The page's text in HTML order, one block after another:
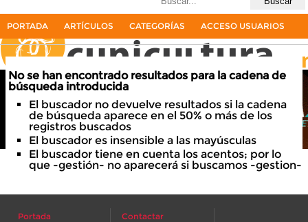
La primera revista del sector cunícola en español
PORTADA ARTÍCULOS CATEGORÍAS ACCESO USUARIOS
aspergilus 0resultados
No se han encontrado resultados para la cadena de
búsqueda introducida
El buscador no devuelve resultados si la cadena
de búsqueda aparece en el 50% o más de los
registros buscados
El buscador es insensible a las mayúsculas
El buscador tiene en cuenta los acentos; por lo
que -gestión- no aparecerá si buscamos -gestion-
Portada
Contactar